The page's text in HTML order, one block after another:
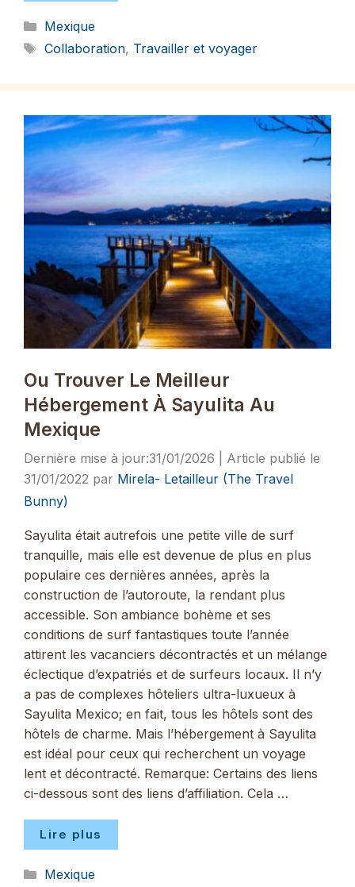
Catégories
Mexique
Étiquettes
Collaboration, Travailler et voyager
Ou Trouver Le Meilleur
Hébergement À Sayulita Au
Mexique
31/01/2026
31/01/2022 par Mirela- Letailleur (The Travel
Bunny)
Sayulita était autrefois une petite ville de surf
tranquille, mais elle est devenue de plus en plus
populaire ces dernières années, après la
construction de l’autoroute, la rendant plus
accessible. Son ambiance bohème et ses
conditions de surf fantastiques toute l’année
attirent les vacanciers décontractés et un mélange
éclectique d’expatriés et de surfeurs locaux. Il n’y
a pas de complexes hôteliers ultra-luxueux à
Sayulita Mexico; en fait, tous les hôtels sont des
hôtels de charme. Mais l’hébergement à Sayulita
est idéal pour ceux qui recherchent un voyage
lent et décontracté. Remarque: Certains des liens
ci-dessous sont des liens d’affiliation. Cela …
Lire plus
Catégories
Mexique